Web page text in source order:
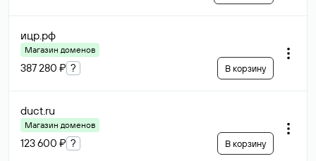
ицр.рф
Магазин доменов
387 280 ₽ ? В корзину
duct.ru
Магазин доменов
123 600 ₽ ? В корзину